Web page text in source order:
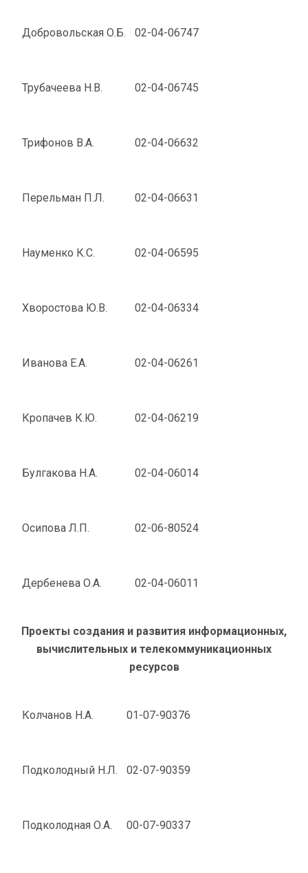
Добровольская О.Б. 02-04-06747
Трубачеева Н.В. 02-04-06745
Трифонов В.А. 02-04-06632
Перельман П.Л. 02-04-06631
Науменко К.С. 02-04-06595
Хворостова Ю.В. 02-04-06334
Иванова Е.А. 02-04-06261
Кропачев К.Ю. 02-04-06219
Булгакова Н.А. 02-04-06014
Осипова Л.П. 02-06-80524
Дербенева О.А. 02-04-06011
Проекты создания и развития информационных,
вычислительных и телекоммуникационных
ресурсов
Колчанов Н.А. 01-07-90376
Подколодный Н.Л. 02-07-90359
Подколодная О.А. 00-07-90337